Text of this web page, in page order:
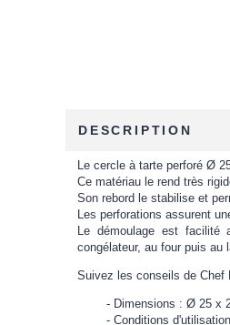
DESCRIPTION
Le cercle à tarte perforé Ø
Ce matériau le rend très
Son rebord le stabilise et
Les perforations assurent
Le démoulage est facilité
congélateur, au four puis au
Suivez les conseils de Chef
Dimensions : Ø 25 x
Conditions